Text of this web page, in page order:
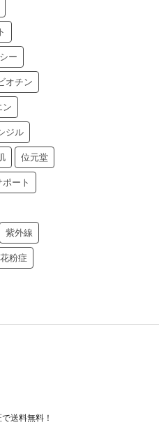
ー
オチン
ン
ジル
位元堂
ート
紫外線
花粉症
送料無料！